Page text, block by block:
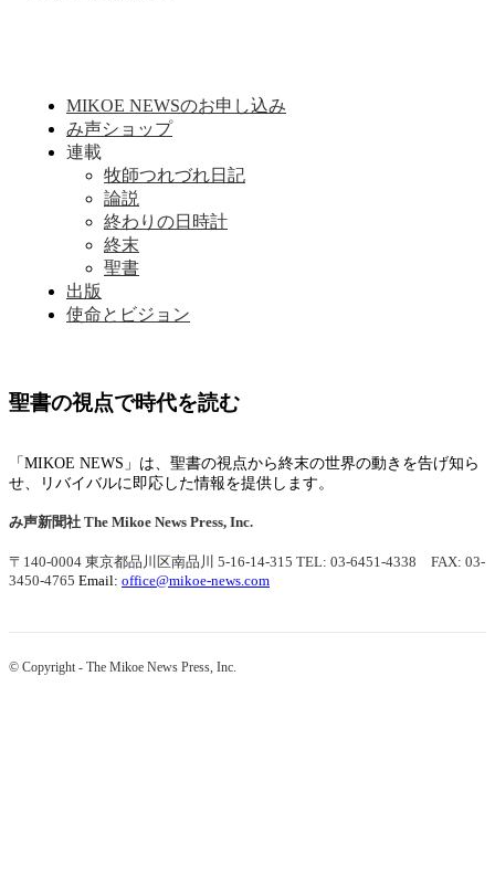
MIKOE NEWSのお申し込み
み声ショップ
連載
牧師つれづれ日記
論説
終わりの日時計
終末
聖書
出版
使命とビジョン
聖書の視点で時代を読む
「MIKOE NEWS」は、聖書の視点から終末の世界の動きを告げ知ら
せ、リバイバルに即応した情報を提供します。
み声新聞社 The Mikoe News Press, Inc.
〒140-0004 東京都品川区南品川 5-16-14-315 TEL: 03-6451-4338 FAX: 03-
3450-4765 Email: office@mikoe-news.com
© Copyright - The Mikoe News Press, Inc.